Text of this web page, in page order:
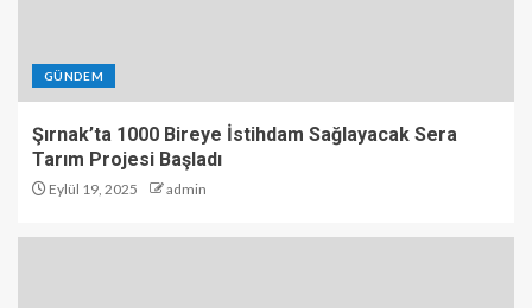
GÜNDEM
Şırnak’ta 1000 Bireye İstihdam Sağlayacak Sera
Tarım Projesi Başladı
Eylül 19, 2025 admin